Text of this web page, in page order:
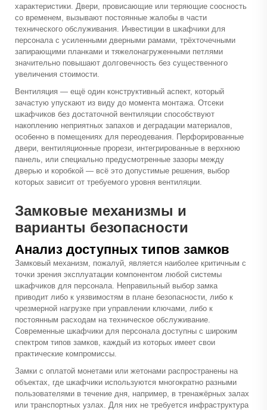
характеристики. Двери, провисающие или теряющие соосность
со временем, вызывают постоянные жалобы в части
технического обслуживания. Инвестиции в шкафчики для
персонала с усиленными дверными рамами, трёхточечными
запирающими планками и тяжелонагруженными петлями
значительно повышают долговечность без существенного
увеличения стоимости.
Вентиляция — ещё один конструктивный аспект, который
зачастую упускают из виду до момента монтажа. Отсеки
шкафчиков без достаточной вентиляции способствуют
накоплению неприятных запахов и деградации материалов,
особенно в помещениях для переодевания. Перфорированные
двери, вентиляционные прорези, интегрированные в верхнюю
панель, или специально предусмотренные зазоры между
дверью и коробкой — всё это допустимые решения, выбор
которых зависит от требуемого уровня вентиляции.
Замковые механизмы и
варианты безопасности
Анализ доступных типов замков
Замковый механизм, пожалуй, является наиболее критичным с
точки зрения эксплуатации компонентом любой системы
шкафчиков для персонала. Неправильный выбор замка
приводит либо к уязвимостям в плане безопасности, либо к
чрезмерной нагрузке при управлении ключами, либо к
постоянным расходам на техническое обслуживание.
Современные шкафчики для персонала доступны с широким
спектром типов замков, каждый из которых имеет свои
практические компромиссы.
Замки с оплатой монетами или жетонами распространены на
объектах, где шкафчики используются многократно разными
пользователями в течение дня, например, в тренажёрных залах
или транспортных узлах. Для них не требуется инфраструктура